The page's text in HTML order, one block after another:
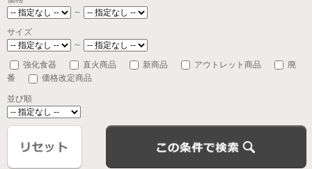
～
サイズ
～
強化食器 直火商品 新商品 アウトレット商品
廃
番
価格改定商品
並び順